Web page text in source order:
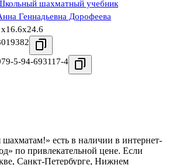
шахматный учебник
Геннадьевна Дорофеева
5-94-693117-4
есть в наличии в интернет-
по привлекательной цене. Если
Санкт-Петербурге, Нижнем